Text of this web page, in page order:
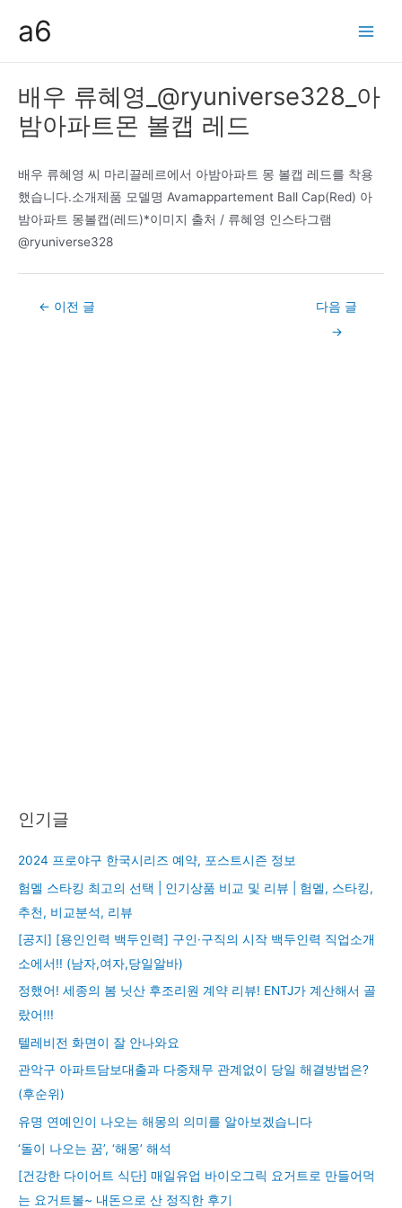
a6
배우 류혜영_@ryuniverse328_아
밤아파트몬 볼캡 레드
배우 류혜영 씨 마리끌레르에서 아밤아파트 몽 볼캡 레드를 착용
했습니다.소개제품 모델명 Avamappartement Ball Cap(Red) 아
밤아파트 몽볼캡(레드)*이미지 출처 / 류혜영 인스타그램
@ryuniverse328
Post← 이전 글
다음 글
→
인기글
2024 프로야구 한국시리즈 예약, 포스트시즌 정보
험멜 스타킹 최고의 선택 | 인기상품 비교 및 리뷰 | 험멜, 스타킹,
추천, 비교분석, 리뷰
[공지] [용인인력 백두인력] 구인·구직의 시작 백두인력 직업소개
소에서!! (남자,여자,당일알바)
정했어! 세종의 봄 닛산 후조리원 계약 리뷰! ENTJ가 계산해서 골
랐어!!!
텔레비전 화면이 잘 안나와요
관악구 아파트담보대출과 다중채무 관계없이 당일 해결방법은?
(후순위)
유명 연예인이 나오는 해몽의 의미를 알아보겠습니다
‘돌이 나오는 꿈’, ‘해몽’ 해석
[건강한 다이어트 식단] 매일유업 바이오그릭 요거트로 만들어먹
는 요거트볼~ 내돈으로 산 정직한 후기